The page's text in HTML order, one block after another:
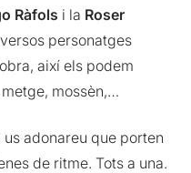
Ràfols i la Roser
personatges
així els podem
mossèn,…
adonareu que porten
de ritme. Tots a una.